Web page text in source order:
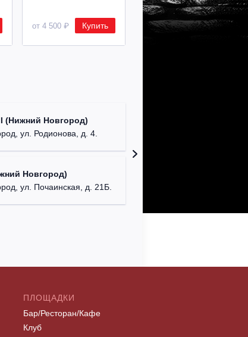
от 4 500 ₽ Купить от 2 600 ₽ Купить
(Нижний Новгород)
ул. Родионова, д. 4.
Новгород)
ул. Почаинская, д. 21Б.
ПЛОЩАДКИ
Бар/Ресторан/Кафе
Клуб